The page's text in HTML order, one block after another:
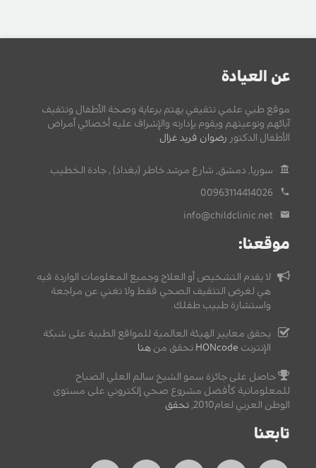
عن العيادة
موقع طبي علمي تثقيفي يهتم برعاية وصحة الأطفال وتثقيف
آبائهم وتوعيتهم ويقوم بإدارته والإشراف عليه أخصائي أمراض
الأطفال الدكتور رضوان فريد غزال.
سوريا, دمشق, شارع مرشد خاطر (بغداد) , جادة الخطيب.
00963114414026
info@childclinic.net
موقعنا:
لا يقدم التشخيص أو العلاج وجميع المعلومات الواردة فيه
هي لغرض التثقيف الصحي فقط ولا تغني عن مراجعة
واستشارة طبيب طفلك.
يحقق معايير الهيئة العالمية للمواقع الطبية على شبكة
الإنترنت HONcode تحقق من هنا
حاصل على جائزة سمو الشيخ سالم العلي الصباح
للمعلوماتية كأفضل مشروع صحي إلكتروني على مستوى
الوطن العربي لعام2010,
تحقق.
تابعنا